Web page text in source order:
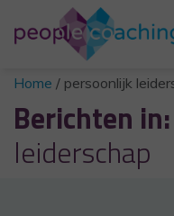
Home / persoonlijk
Berichten in:
leiderschap